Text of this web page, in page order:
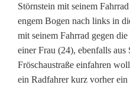
(
1
2
)
Störnstein mit seinem
engem Bogen nach links in
mit seinem Fahrrad gegen
einer Frau (24), ebenfalls aus
Fröschaustraße einfahren
ein Radfahrer kurz vorher